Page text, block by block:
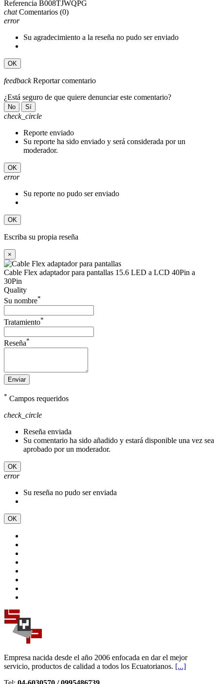
Referencia B008TJWQPG
chat Comentarios (0)
error
Su agradecimiento a la reseña no pudo ser enviado
OK
feedback Reportar comentario
¿Está seguro de que quiere denunciar este comentario?
No Sí
check_circle
Reporte enviado
Su reporte ha sido enviado y será considerada por un
moderador.
OK
error
Su reporte no pudo ser enviado
OK
Escriba su propia reseña
×
Cable Flex adaptador para pantallas 15.6 LED a LCD 40Pin a
30Pin
Quality
Su nombre*
Tratamiento*
Reseña*
Enviar
* Campos requeridos
check_circle
Reseña enviada
Su comentario ha sido añadido y estará disponible una vez sea
aprobado por un moderador.
OK
error
Su reseña no pudo ser enviada
OK
Empresa nacida desde el año 2006 enfocada en dar el mejor
servicio, productos de calidad a todos los Ecuatorianos. [...]